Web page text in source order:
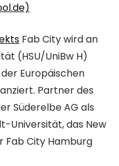
Fab City wird an
(HSU/UniBw H)
Europäischen
Partner des
Süderelbe AG als
Universität, das New
Fab City Hamburg